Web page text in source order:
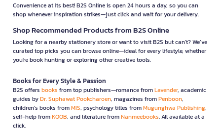
Convenience at its best! B2S Online is open 24 hours a day, so you can
shop whenever inspiration strikes—just click and wait for your delivery.
Shop Recommended Products from B2S Online
Looking for a nearby stationery store or want to visit B2S but can't? We’ve
curated top picks you can browse online—ideal for every lifestyle, whether
you're book hunting or exploring other creative tools.
Books for Every Style & Passion
B2S offers books from top publishers—romance fromLavender, academic
guides byDr. Suphawat Pookcharoen, magazines fromPenboon,
children’s books fromMIS, psychology titles fromMugunghwa Publishing,
self-help fromKOOB, and literature fromNanmeebooks. All available at a
click.